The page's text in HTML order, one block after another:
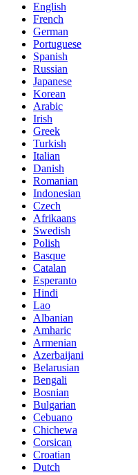
English
French
German
Portuguese
Spanish
Russian
Japanese
Korean
Arabic
Irish
Greek
Turkish
Italian
Danish
Romanian
Indonesian
Czech
Afrikaans
Swedish
Polish
Basque
Catalan
Esperanto
Hindi
Lao
Albanian
Amharic
Armenian
Azerbaijani
Belarusian
Bengali
Bosnian
Bulgarian
Cebuano
Chichewa
Corsican
Croatian
Dutch